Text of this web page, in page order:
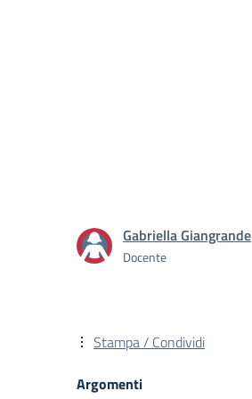
Gabriella Giangrande
Docente
Stampa / Condividi
Argomenti